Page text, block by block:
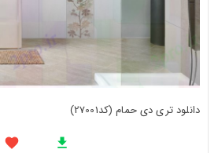
دانلود تری دی حمام (کد27001)